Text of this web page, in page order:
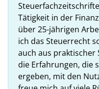
Tätigkeit in der
über 25-jährigen
ich das Steuerrecht
auch aus praktischer
die Erfahrungen, die
ergeben, mit den